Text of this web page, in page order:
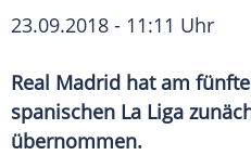
23.09.2018 - 11:11 Uhr
Real Madrid hat am
spanischen La Liga
übernommen.